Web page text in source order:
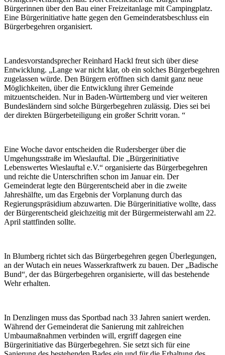
Bürgerinnen über den Bau einer Freizeitanlage mit Campingplatz.
Eine Bürgerinitiative hatte gegen den Gemeinderatsbeschluss ein
Bürgerbegehren organisiert.
Landesvorstandsprecher Reinhard Hackl freut sich über diese
Entwicklung. „Lange war nicht klar, ob ein solches Bürgerbegehren
zugelassen würde. Den Bürgern eröffnen sich damit ganz neue
Möglichkeiten, über die Entwicklung ihrer Gemeinde
mitzuentscheiden. Nur in Baden-Württemberg und vier weiteren
Bundesländern sind solche Bürgerbegehren zulässig. Dies sei bei
der direkten Bürgerbeteiligung ein großer Schritt voran. “
Eine Woche davor entscheiden die Rudersberger über die
Umgehungsstraße im Wieslauftal. Die „Bürgerinitiative
Lebenswertes Wieslauftal e.V.“ organisierte das Bürgerbegehren
und reichte die Unterschriften schon im Januar ein. Der
Gemeinderat legte den Bürgerentscheid aber in die zweite
Jahreshälfte, um das Ergebnis der Vorplanung durch das
Regierungspräsidium abzuwarten. Die Bürgerinitiative wollte, dass
der Bürgerentscheid gleichzeitig mit der Bürgermeisterwahl am 22.
April stattfinden sollte.
In Blumberg richtet sich das Bürgerbegehren gegen Überlegungen,
an der Wutach ein neues Wasserkraftwerk zu bauen. Der „Badische
Bund“, der das Bürgerbegehren organisierte, will das bestehende
Wehr erhalten.
In Denzlingen muss das Sportbad nach 33 Jahren saniert werden.
Während der Gemeinderat die Sanierung mit zahlreichen
Umbaumaßnahmen verbinden will, ergriff dagegen eine
Bürgerinitiative das Bürgerbegehren. Sie setzt sich für eine